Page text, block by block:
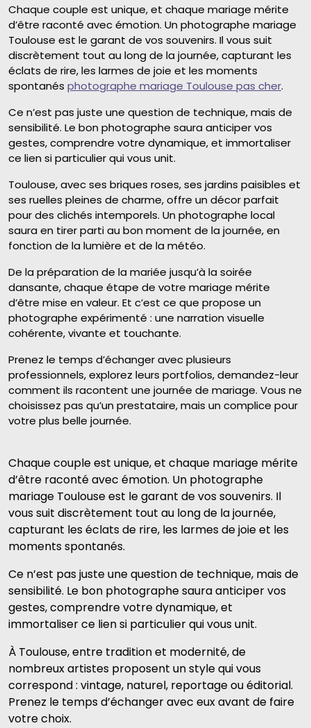
Chaque couple est unique, et chaque mariage mérite
d’être raconté avec émotion. Un photographe mariage
Toulouse est le garant de vos souvenirs. Il vous suit
discrètement tout au long de la journée, capturant les
éclats de rire, les larmes de joie et les moments
spontanés photographe mariage Toulouse pas cher.
Ce n’est pas juste une question de technique, mais de
sensibilité. Le bon photographe saura anticiper vos
gestes, comprendre votre dynamique, et immortaliser
ce lien si particulier qui vous unit.
Toulouse, avec ses briques roses, ses jardins paisibles et
ses ruelles pleines de charme, offre un décor parfait
pour des clichés intemporels. Un photographe local
saura en tirer parti au bon moment de la journée, en
fonction de la lumière et de la météo.
De la préparation de la mariée jusqu’à la soirée
dansante, chaque étape de votre mariage mérite
d’être mise en valeur. Et c’est ce que propose un
photographe expérimenté : une narration visuelle
cohérente, vivante et touchante.
Prenez le temps d’échanger avec plusieurs
professionnels, explorez leurs portfolios, demandez-leur
comment ils racontent une journée de mariage. Vous ne
choisissez pas qu’un prestataire, mais un complice pour
votre plus belle journée.
Chaque couple est unique, et chaque mariage mérite
d’être raconté avec émotion. Un photographe
mariage Toulouse est le garant de vos souvenirs. Il
vous suit discrètement tout au long de la journée,
capturant les éclats de rire, les larmes de joie et les
moments spontanés.
Ce n’est pas juste une question de technique, mais de
sensibilité. Le bon photographe saura anticiper vos
gestes, comprendre votre dynamique, et
immortaliser ce lien si particulier qui vous unit.
À Toulouse, entre tradition et modernité, de
nombreux artistes proposent un style qui vous
correspond : vintage, naturel, reportage ou éditorial.
Prenez le temps d’échanger avec eux avant de faire
votre choix.